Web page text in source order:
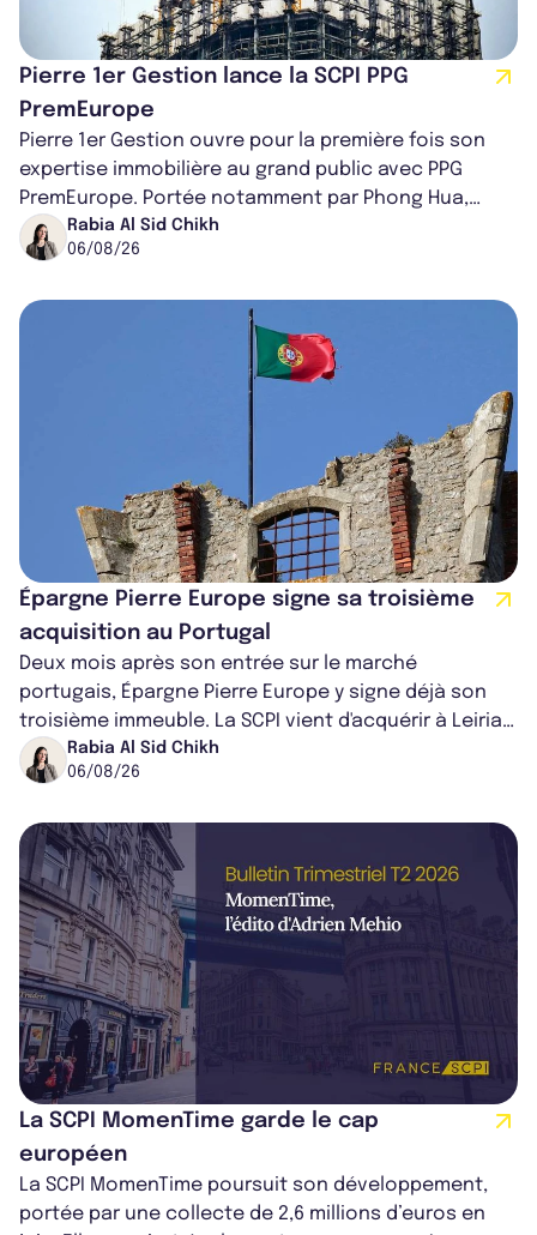
Pierre 1er Gestion lance la SCPI PPG
PremEurope
Pierre 1er Gestion ouvre pour la première fois son
expertise immobilière au grand public avec PPG
PremEurope. Portée notamment par Phong Hua,
ancien directeur des investissements d...
Rabia Al Sid Chikh
06/08/26
Épargne Pierre Europe signe sa troisième
acquisition au Portugal
Deux mois après son entrée sur le marché
portugais, Épargne Pierre Europe y signe déjà son
troisième immeuble. La SCPI vient d'acquérir à Leiria,
dans le centre du pays, un établis...
Rabia Al Sid Chikh
06/08/26
La SCPI MomenTime garde le cap
européen
La SCPI MomenTime poursuit son développement,
portée par une collecte de 2,6 millions d’euros en